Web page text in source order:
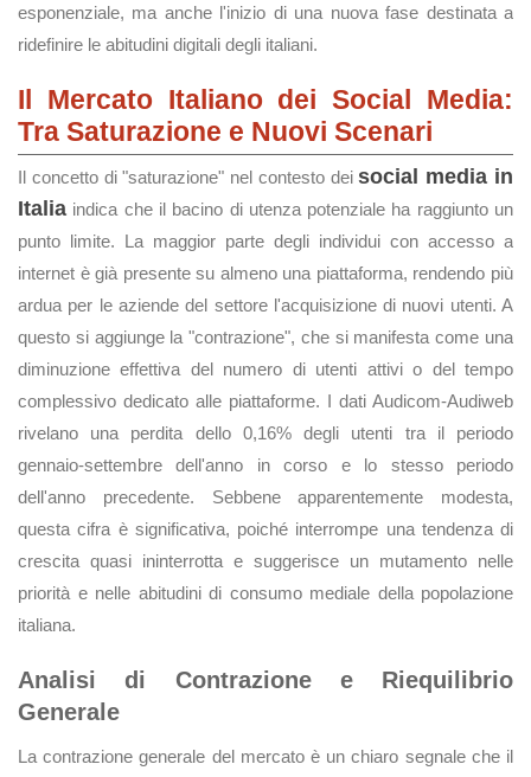
esponenziale, ma anche l'inizio di una nuova fase destinata a
ridefinire le abitudini digitali degli italiani.
Il Mercato Italiano dei Social Media:
Tra Saturazione e Nuovi Scenari
Il concetto di "saturazione" nel contesto deisocial media in
Italia indica che il bacino di utenza potenziale ha raggiunto un
punto limite. La maggior parte degli individui con accesso a
internet è già presente su almeno una piattaforma, rendendo più
ardua per le aziende del settore l'acquisizione di nuovi utenti. A
questo si aggiunge la "contrazione", che si manifesta come una
diminuzione effettiva del numero di utenti attivi o del tempo
complessivo dedicato alle piattaforme. I dati Audicom-Audiweb
rivelano una perdita dello 0,16% degli utenti tra il periodo
gennaio-settembre dell'anno in corso e lo stesso periodo
dell'anno precedente. Sebbene apparentemente modesta,
questa cifra è significativa, poiché interrompe una tendenza di
crescita quasi ininterrotta e suggerisce un mutamento nelle
priorità e nelle abitudini di consumo mediale della popolazione
italiana.
Analisi di Contrazione e Riequilibrio
Generale
La contrazione generale del mercato è un chiaro segnale che il